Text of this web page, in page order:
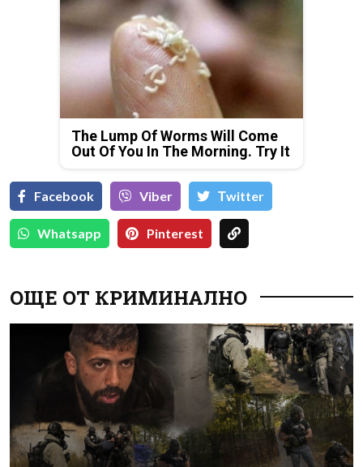
The Lump Of Worms Will Come
Out Of You In The Morning. Try It
Facebook Viber Тwitter
Whatsapp Pinterest
ОЩЕ ОТ КРИМИНАЛНО